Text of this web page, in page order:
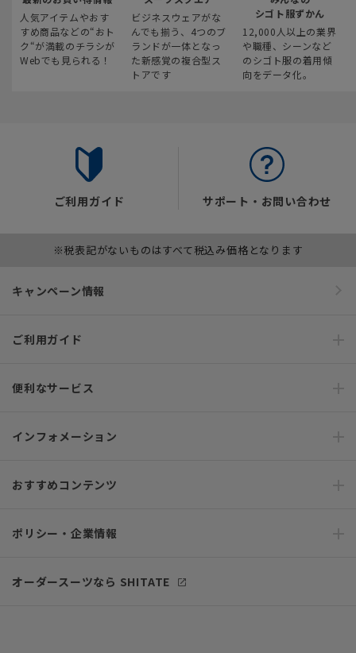
人気アイテムやおす
すめ商品などの“おト
ク“が満載のチラシが
Webでも見られる！
ビジネスウェアがな
んでも揃う、4つのブ
ランドが一体となっ
た新感覚の複合型ス
トアです
シゴト服ずかん
12,000人以上の業界
や職種、シーンなど
のシゴト服の着用傾
向をデータ化。
ご利用ガイド サポート・お問い合わせ
※税表記がないものはすべて税込み価格となります
キャンペーン情報
ご利用ガイド
便利なサービス
インフォメーション
おすすめコンテンツ
ポリシー・企業情報
オーダースーツなら SHITATE